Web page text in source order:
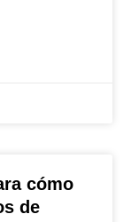
cómo
de